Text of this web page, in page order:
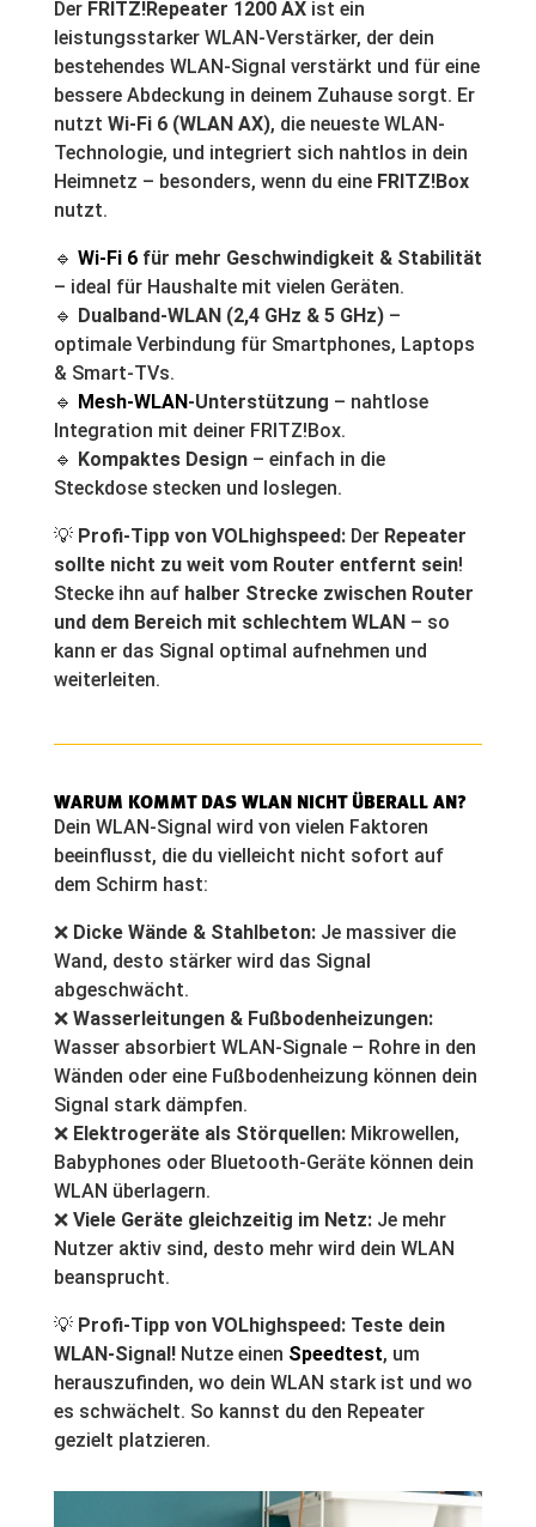
Der FRITZ!Repeater 1200 AXist ein
leistungsstarker WLAN-Verstärker, der dein
bestehendes WLAN-Signal verstärkt und für eine
bessere Abdeckung in deinem Zuhause sorgt. Er
nutzt Wi-Fi 6 (WLAN AX), die neueste WLAN-
Technologie, und integriert sich nahtlos in dein
Heimnetz – besonders, wenn du eine FRITZ!Box
nutzt.
🔹 Wi-Fi 6für mehr Geschwindigkeit & Stabilität
– ideal für Haushalte mit vielen Geräten.
🔹 Dualband-WLAN (2,4 GHz & 5 GHz)–
optimale Verbindung für Smartphones, Laptops
& Smart-TVs.
🔹 Mesh-WLAN-Unterstützung – nahtlose
Integration mit deiner FRITZ!Box.
🔹 Kompaktes Design– einfach in die
Steckdose stecken und loslegen.
💡 Profi-Tipp von VOLhighspeed:Der Repeater
sollte nicht zu weit vom Router entfernt sein!
Stecke ihn auf halber Strecke zwischen Router
und dem Bereich mit schlechtem WLAN– so
kann er das Signal optimal aufnehmen und
weiterleiten.
WARUM KOMMT DAS WLAN NICHT ÜBERALL AN?
Dein WLAN-Signal wird von vielen Faktoren
beeinflusst, die du vielleicht nicht sofort auf
dem Schirm hast:
❌ Dicke Wände & Stahlbeton:Je massiver die
Wand, desto stärker wird das Signal
abgeschwächt.
❌ Wasserleitungen & Fußbodenheizungen:
Wasser absorbiert WLAN-Signale – Rohre in den
Wänden oder eine Fußbodenheizung können dein
Signal stark dämpfen.
❌ Elektrogeräte als Störquellen:Mikrowellen,
Babyphones oder Bluetooth-Geräte können dein
WLAN überlagern.
❌ Viele Geräte gleichzeitig im Netz:Je mehr
Nutzer aktiv sind, desto mehr wird dein WLAN
beansprucht.
💡 Profi-Tipp von VOLhighspeed: Teste dein
WLAN-Signal!Nutze einen Speedtest, um
herauszufinden, wo dein WLAN stark ist und wo
es schwächelt. So kannst du den Repeater
gezielt platzieren.